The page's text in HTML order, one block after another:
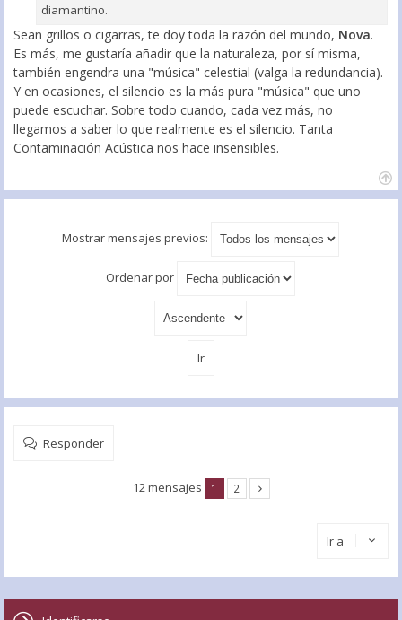
diamantino.
Sean grillos o cigarras, te doy toda la razón del mundo, Nova.
Es más, me gustaría añadir que la naturaleza, por sí misma,
también engendra una "música" celestial (valga la redundancia).
Y en ocasiones, el silencio es la más pura "música" que uno
puede escuchar. Sobre todo cuando, cada vez más, no
llegamos a saber lo que realmente es el silencio. Tanta
Contaminación Acústica nos hace insensibles.
Mostrar mensajes previos:
Ordenar por
Responder
12 mensajes 1 2
Ir a